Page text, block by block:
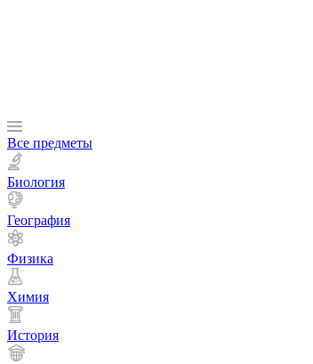
Все предметы
Биология
География
Физика
Химия
История